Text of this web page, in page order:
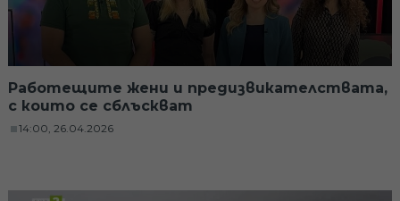
Работещите жени и предизвикателствата,
с които се сблъскват
14:00, 26.04.2026